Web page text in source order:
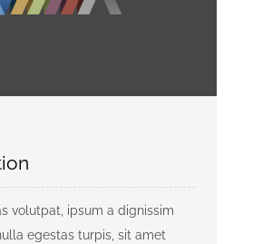
volutpat, ipsum a dignissim
egestas turpis, sit amet